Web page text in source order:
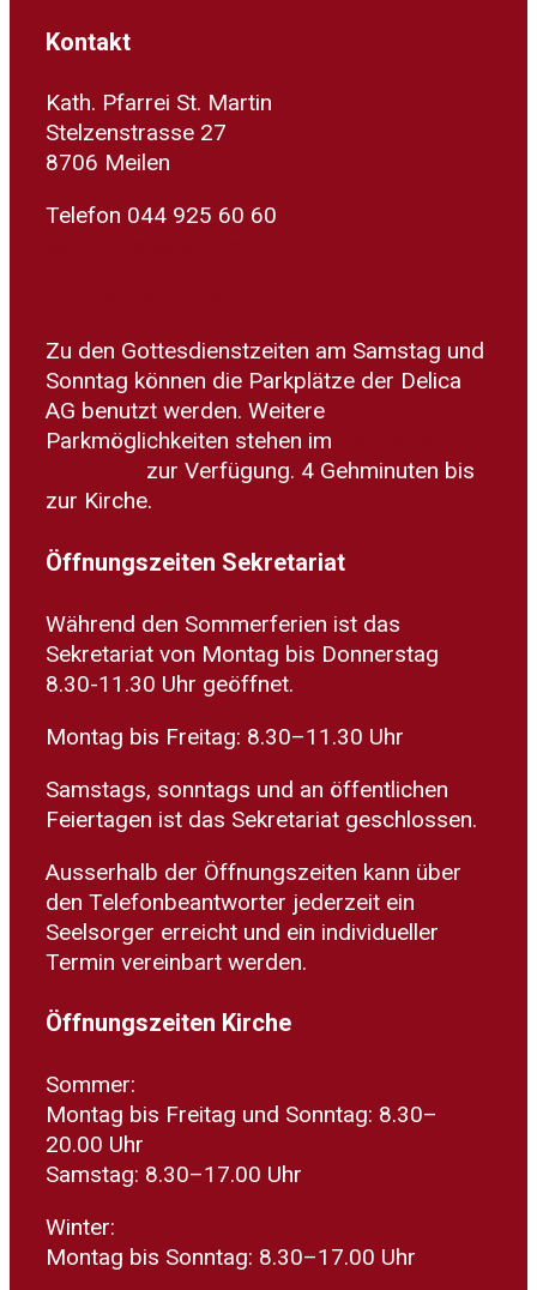
Kontakt
Kath. Pfarrei St. Martin
Stelzenstrasse 27
8706 Meilen
Telefon 044 925 60 60
Zu den Gottesdienstzeiten am Samstag und
Sonntag können die Parkplätze der Delica
AG benutzt werden. Weitere
Parkmöglichkeiten stehen im
zur Verfügung. 4 Gehminuten bis
zur Kirche.
Öffnungszeiten Sekretariat
Während den Sommerferien ist das
Sekretariat von Montag bis Donnerstag
8.30-11.30 Uhr geöffnet.
Montag bis Freitag: 8.30–11.30 Uhr
Samstags, sonntags und an öffentlichen
Feiertagen ist das Sekretariat geschlossen.
Ausserhalb der Öffnungszeiten kann über
den Telefonbeantworter jederzeit ein
Seelsorger erreicht und ein individueller
Termin vereinbart werden.
Öffnungszeiten Kirche
Sommer:
Montag bis Freitag und Sonntag: 8.30–
20.00 Uhr
Samstag: 8.30–17.00 Uhr
Winter:
Montag bis Sonntag: 8.30–17.00 Uhr